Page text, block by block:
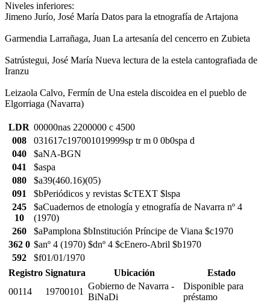
Niveles inferiores:
Jimeno Jurío, José María Datos para la etnografía de Artajona
Garmendia Larrañaga, Juan La artesanía del cencerro en Zubieta
Satrústegui, José María Nueva lectura de la estela cantografiada de
Iranzu
Leizaola Calvo, Fermín de Una estela discoidea en el pueblo de
Elgorriaga (Navarra)
LDR 00000nas 2200000 c 4500
008
031617c197001019999sp tr m 0 0b0spa d
040
$aNA-BGN
041
$aspa
080
$a39(460.16)(05)
091
$bPeriódicos y revistas $cTEXT $lspa
245
10
$aCuadernos de etnología y etnografía de Navarra nº 4
(1970)
260
$aPamplona $bInstitución Príncipe de Viana $c1970
362 0 $anº 4 (1970) $dnº 4 $cEnero-Abril $b1970
592
$f01/01/1970
Registro Signatura Ubicación
Estado
00114
19700101
Gobierno de Navarra -
BiNaDi
Disponible para
préstamo